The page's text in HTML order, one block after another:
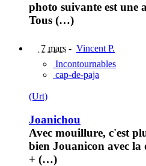
photo suivante est une
Tous (…)
7 mars - Vincent P.
Incontournables
cap-de-paja
(Urt)
Joanichou
Avec mouillure, c'est
bien Jouanicon avec
+ (…)